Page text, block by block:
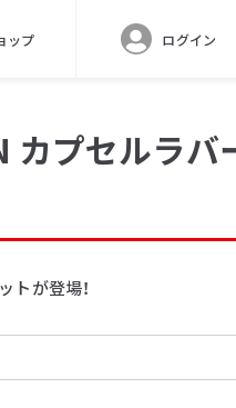
ップ ログイン
カプセルラバ
トが登場！